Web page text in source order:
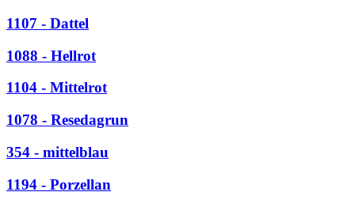
1107 - Dattel
1088 - Hellrot
1104 - Mittelrot
1078 - Resedagrun
354 - mittelblau
1194 - Porzellan